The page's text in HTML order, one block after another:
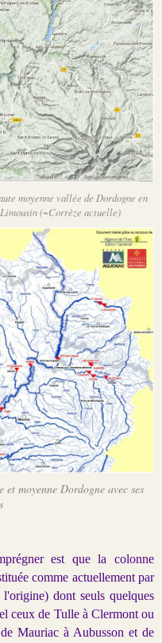
moyenne vallée de Dordogne en
(~Corrèze actuelle)
moyenne Dordogne avec ses
est que la colonne
comme actuellement par
dont seuls quelques
ceux de Tulle à Clermont ou
Mauriac à Aubusson et de